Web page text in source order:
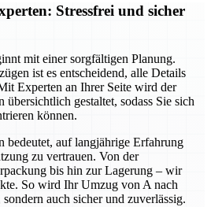
Stressfrei und sicher
mit einer sorgfältigen Planung.
ist es entscheidend, alle Details
Experten an Ihrer Seite wird der
übersichtlich gestaltet, sodass Sie sich
können.
bedeutet, auf langjährige Erfahrung
zu vertrauen. Von der
bis hin zur Lagerung – wir
So wird Ihr Umzug von A nach
auch sicher und zuverlässig.